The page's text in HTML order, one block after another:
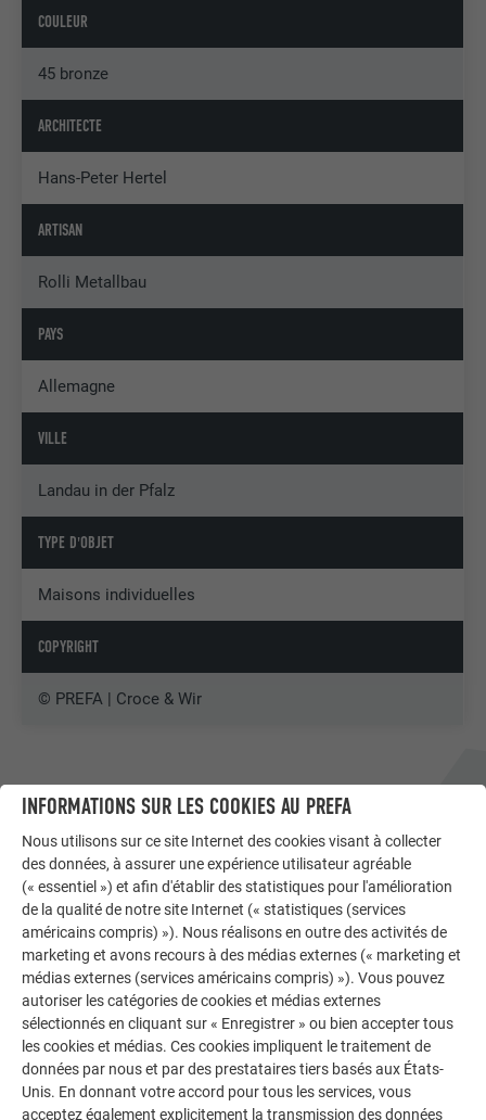
COULEUR
45 bronze
ARCHITECTE
Hans-Peter Hertel
ARTISAN
Rolli Metallbau
PAYS
Allemagne
VILLE
Landau in der Pfalz
TYPE D'OBJET
Maisons individuelles
COPYRIGHT
© PREFA | Croce & Wir
RAPPORT DÉTAILLÉ SUR LE
JOYAUX DE L’ARCHITECTURE
EUROPÉENNE
INFORMATIONS SUR LES COOKIES AU PREFA
Nous utilisons sur ce site Internet des cookies visant à collecter
des données, à assurer une expérience utilisateur agréable
(« essentiel ») et afin d'établir des statistiques pour l'amélioration
de la qualité de notre site Internet (« statistiques (services
américains compris) »). Nous réalisons en outre des activités de
marketing et avons recours à des médias externes (« marketing et
médias externes (services américains compris) »). Vous pouvez
autoriser les catégories de cookies et médias externes
sélectionnés en cliquant sur « Enregistrer » ou bien accepter tous
les cookies et médias. Ces cookies impliquent le traitement de
données par nous et par des prestataires tiers basés aux États-
Unis. En donnant votre accord pour tous les services, vous
acceptez également explicitement la transmission des données